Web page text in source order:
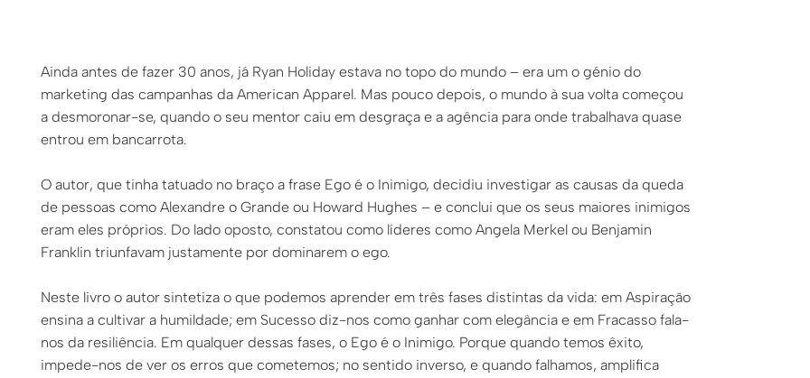
Ainda antes de fazer 30 anos, já Ryan Holiday estava no topo do mundo – era um o génio do
marketing das campanhas da American Apparel. Mas pouco depois, o mundo à sua volta começou
a desmoronar-se, quando o seu mentor caiu em desgraça e a agência para onde trabalhava quase
entrou em bancarrota.
O autor, que tinha tatuado no braço a frase Ego é o Inimigo, decidiu investigar as causas da queda
de pessoas como Alexandre o Grande ou Howard Hughes – e conclui que os seus maiores inimigos
eram eles próprios. Do lado oposto, constatou como líderes como Angela Merkel ou Benjamin
Franklin triunfavam justamente por dominarem o ego.
Neste livro o autor sintetiza o que podemos aprender em três fases distintas da vida: em Aspiração
ensina a cultivar a humildade; em Sucesso diz-nos como ganhar com elegância e em Fracasso fala-
nos da resiliência. Em qualquer dessas fases, o Ego é o Inimigo. Porque quando temos êxito,
impede-nos de ver os erros que cometemos; no sentido inverso, e quando falhamos, amplifica